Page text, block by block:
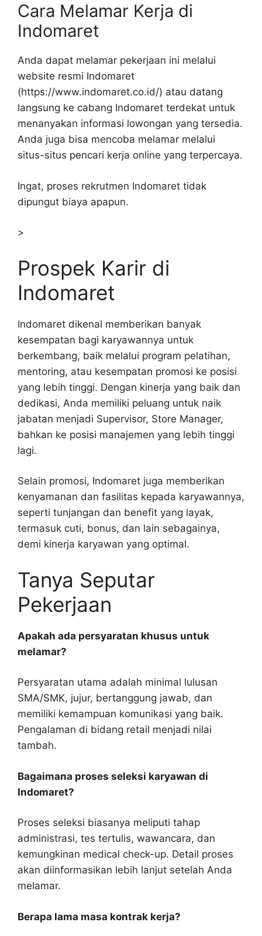
Cara Melamar Kerja di
Indomaret
Anda dapat melamar pekerjaan ini melalui
website resmi Indomaret
(https://www.indomaret.co.id/) atau datang
langsung ke cabang Indomaret terdekat untuk
menanyakan informasi lowongan yang tersedia.
Anda juga bisa mencoba melamar melalui
situs-situs pencari kerja online yang terpercaya.
Ingat, proses rekrutmen Indomaret tidak
dipungut biaya apapun.
>
Prospek Karir di
Indomaret
Indomaret dikenal memberikan banyak
kesempatan bagi karyawannya untuk
berkembang, baik melalui program pelatihan,
mentoring, atau kesempatan promosi ke posisi
yang lebih tinggi. Dengan kinerja yang baik dan
dedikasi, Anda memiliki peluang untuk naik
jabatan menjadi Supervisor, Store Manager,
bahkan ke posisi manajemen yang lebih tinggi
lagi.
Selain promosi, Indomaret juga memberikan
kenyamanan dan fasilitas kepada karyawannya,
seperti tunjangan dan benefit yang layak,
termasuk cuti, bonus, dan lain sebagainya,
demi kinerja karyawan yang optimal.
Tanya Seputar
Pekerjaan
Apakah ada persyaratan khusus untuk
melamar?
Persyaratan utama adalah minimal lulusan
SMA/SMK, jujur, bertanggung jawab, dan
memiliki kemampuan komunikasi yang baik.
Pengalaman di bidang retail menjadi nilai
tambah.
Bagaimana proses seleksi karyawan di
Indomaret?
Proses seleksi biasanya meliputi tahap
administrasi, tes tertulis, wawancara, dan
kemungkinan medical check-up. Detail proses
akan diinformasikan lebih lanjut setelah Anda
melamar.
Berapa lama masa kontrak kerja?